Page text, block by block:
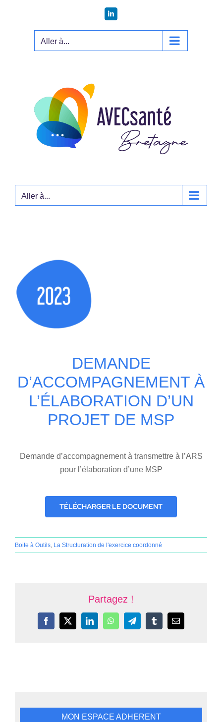
LinkedIn
Aller à...
Aller à...
DEMANDE
D’ACCOMPAGNEMENT À
L’ÉLABORATION D’UN
PROJET DE MSP
Demande d’accompagnement à transmettre à l’ARS
pour l’élaboration d’une MSP
TÉLÉCHARGER LE DOCUMENT
Boite à Outils, La Structuration de l'exercice coordonné
Partagez !
Facebook
X LinkedInWhatsAppTelegramTumblrEmail
MON ESPACE ADHERENT